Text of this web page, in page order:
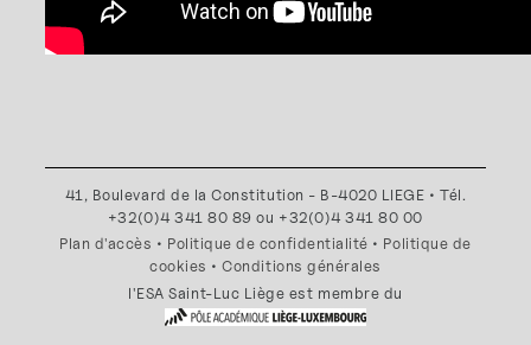
41, Boulevard de la Constitution - B-4020 LIEGE • Tél.
+32(0)4 341 80 89 ou +32(0)4 341 80 00
Plan d'accès • Politique de confidentialité • Politique de
cookies •Conditions générales
l'ESA Saint-Luc Liège est membre du